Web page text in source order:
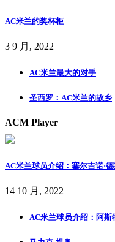
AC米兰的奖杯柜
3 9 月, 2022
AC米兰最大的对手
圣西罗：AC米兰的故乡
ACM Player
AC米兰球员介绍：塞尔吉诺·
14 10 月, 2022
AC米兰球员介绍：阿斯